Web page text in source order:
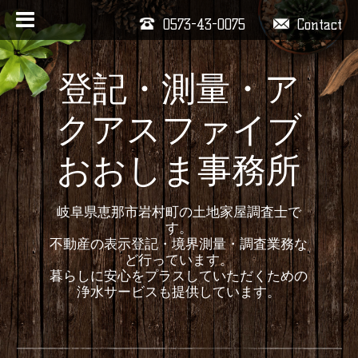
Contact
0573-43-0075
登記・測量・ア
クアスファイブ
おおしま事務所
岐阜県恵那市岩村町の土地家屋調査士で
す。
不動産の表示登記・境界測量・調査業務な
ど行っています。
暮らしに安心をプラスしていただくための
浄水サービスも提供しています。